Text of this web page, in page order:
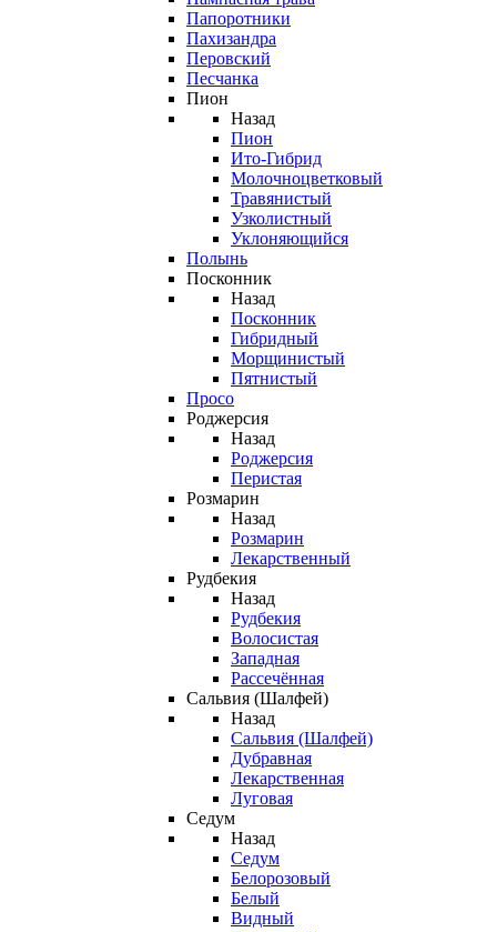
Папоротники
Пахизандра
Перовский
Песчанка
Пион
Назад
Пион
Ито-Гибрид
Молочноцветковый
Травянистый
Узколистный
Уклоняющийся
Полынь
Посконник
Назад
Посконник
Гибридный
Морщинистый
Пятнистый
Просо
Роджерсия
Назад
Роджерсия
Перистая
Розмарин
Назад
Розмарин
Лекарственный
Рудбекия
Назад
Рудбекия
Волосистая
Западная
Рассечённая
Сальвия (Шалфей)
Назад
Сальвия (Шалфей)
Дубравная
Лекарственная
Луговая
Седум
Назад
Седум
Белорозовый
Белый
Видный